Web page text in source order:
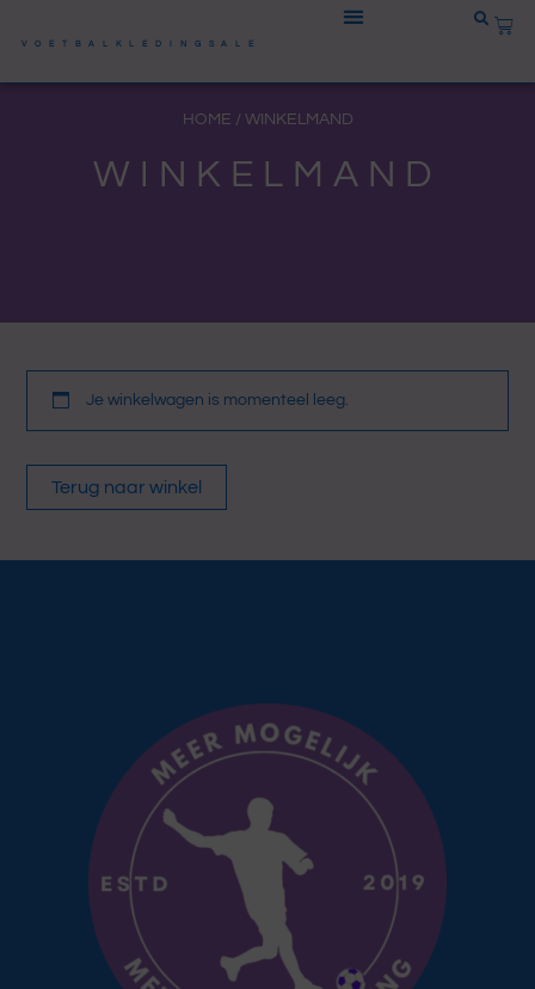
VOETBALKLEDINGSALE
HOME / WINKELMAND
WINKELMAND
Je winkelwagen is momenteel leeg.
Terug naar winkel